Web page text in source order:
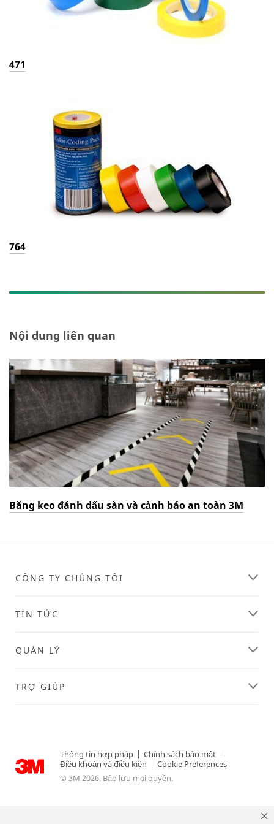
471
764
Nội dung liên quan
Băng keo đánh dấu sàn và cảnh báo an toàn 3M
CÔNG TY CHÚNG TÔI
TIN TỨC
QUẢN LÝ
TRỢ GIÚP
Thông tin hợp pháp | Chính sách bảo mật |
Điều khoản và điều kiện | Cookie Preferences
© 3M 2026. Bảo lưu mọi quyền.